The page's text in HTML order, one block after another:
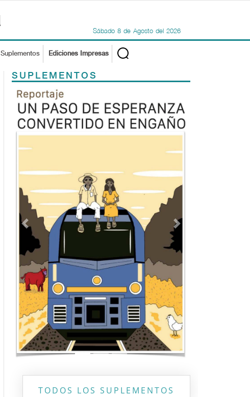
Sábado 8 de Agosto del 2026
Suplementos Ediciones Impresas
SUPLEMENTOS
Previous Next
TODOS LOS SUPLEMENTOS